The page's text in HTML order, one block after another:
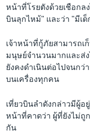
หน้าที่โรยตังด้วยเชือกล
บินลุกไหม้" และว่า "มีเ
เจ้าหน้าที่กู้ภัยสามารถเ
มนุษย์จำนวนมากและส่
ยังคงดำเนินต่อไปจนกว่
บนเครื่องทุกคน
เที่ยวบินลำดังกล่าวมีผู้อ
หน้าที่คาดว่า ผู้ที่ยังไม่ถู
กัน